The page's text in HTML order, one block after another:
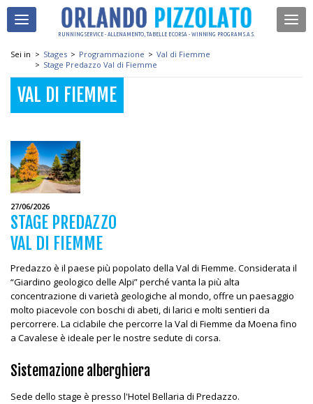
RUNNING SERVICE - ALLENAMENTO, TABELLE E CORSA - WINNING PROGRAM S.A.S.
Sei in > Stages > Programmazione > Val di Fiemme
> Stage Predazzo Val di Fiemme
VAL DI FIEMME
27/06/2026
STAGE PREDAZZO
VAL DI FIEMME
Predazzo è il paese più popolato della Val di Fiemme. Considerata il
“Giardino geologico delle Alpi” perché vanta la più alta
concentrazione di varietà geologiche al mondo, offre un paesaggio
molto piacevole con boschi di abeti, di larici e molti sentieri da
percorrere. La ciclabile che percorre la Val di Fiemme da Moena fino
a Cavalese è ideale per le nostre sedute di corsa.
Sistemazione alberghiera
Sede dello stage è presso l'Hotel Bellaria di Predazzo.